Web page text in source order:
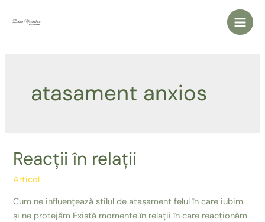
Main
atasament anxios
Reacții în relații
Articol
Cum ne influențează stilul de atașament felul în care iubim
și ne protejăm Există momente în relații în care reacționăm